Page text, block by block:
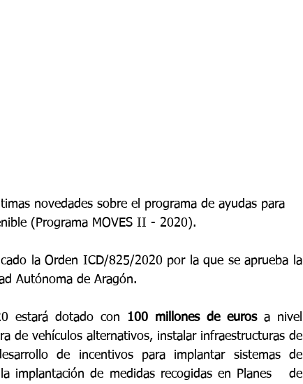
novedades sobre el programa de ayudas para
(Programa MOVES II - 2020).
la Orden ICD/825/2020 por la que se aprueba la
Autónoma de Aragón.
estará dotado con 100 millones de euros a nivel
de incentivos para implantar sistemas de
implantación de medidas recogidas en Planes   de